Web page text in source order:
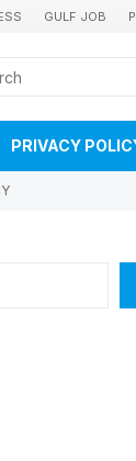
GULF JOB
PRIVACY